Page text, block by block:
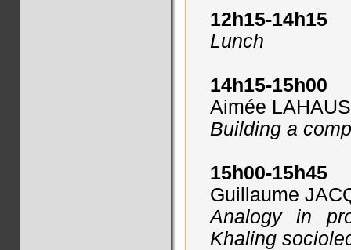
12h15-14h15
Lunch
14h15-15h00
Aimée
Building a
15h00-15h45
Guillaume
Analogy in
Khaling